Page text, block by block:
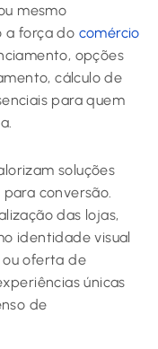
mesmo
a força do comércio
opções
cálculo de
para quem
soluções
conversão.
das lojas,
identidade visual
ou oferta de
únicas
de